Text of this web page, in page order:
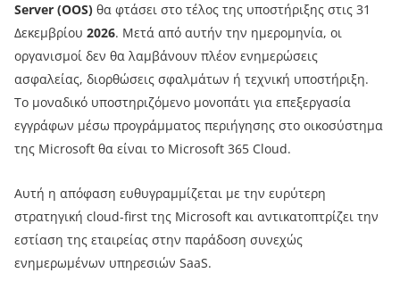
Server (OOS) θα φτάσει στο τέλος της υποστήριξης στις 31
Δεκεμβρίου 2026. Μετά από αυτήν την ημερομηνία, οι
οργανισμοί δεν θα λαμβάνουν πλέον ενημερώσεις
ασφαλείας, διορθώσεις σφαλμάτων ή τεχνική υποστήριξη.
Το μοναδικό υποστηριζόμενο μονοπάτι για επεξεργασία
εγγράφων μέσω προγράμματος περιήγησης στο οικοσύστημα
της Microsoft θα είναι το Microsoft 365 Cloud.
Αυτή η απόφαση ευθυγραμμίζεται με την ευρύτερη
στρατηγική cloud-first της Microsoft και αντικατοπτρίζει την
εστίαση της εταιρείας στην παράδοση συνεχώς
ενημερωμένων υπηρεσιών SaaS.